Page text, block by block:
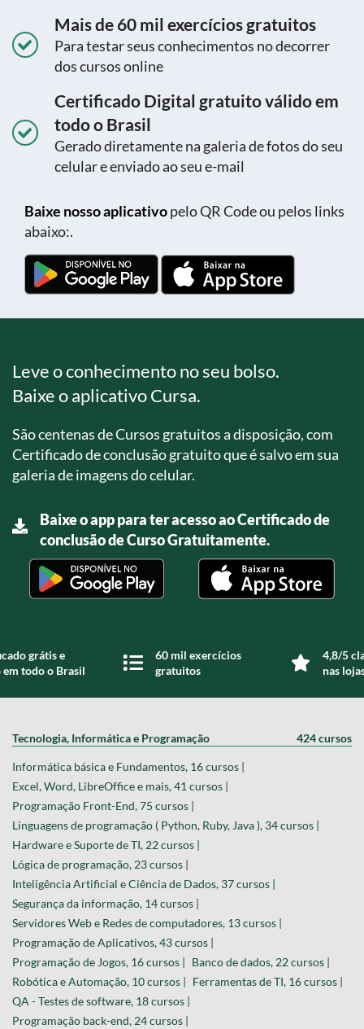
Mais de 60 mil exercícios gratuitos
Para testar seus conhecimentos no decorrer
dos cursos online
Certificado Digital gratuito válido em
todo o Brasil
Gerado diretamente na galeria de fotos do seu
celular e enviado ao seu e-mail
Baixe nosso aplicativopelo QR Code ou pelos links
abaixo:.
Leve o conhecimento no seu bolso.
Baixe o aplicativo Cursa.
São centenas de Cursos gratuitos a disposição, com
Certificado de conclusão gratuito que é salvo em sua
galeria de imagens do celular.
Baixe o app para ter acesso ao Certificado de
conclusão de Curso Gratuitamente.
grátis e
todo o Brasil
60 mil exercícios
gratuitos
4,8/5
nas
Tecnologia, Informática e Programação 424 cursos
Informática básica e Fundamentos, 16 cursos |
Excel, Word, LibreOffice e mais, 41 cursos |
Programação Front-End, 75 cursos |
Linguagens de programação ( Python, Ruby, Java ), 34 cursos |
Hardware e Suporte de TI, 22 cursos |
Lógica de programação, 23 cursos |
Inteligência Artificial e Ciência de Dados, 37 cursos |
Segurança da informação, 14 cursos |
Servidores Web e Redes de computadores, 13 cursos |
Programação de Aplicativos, 43 cursos |
Programação de Jogos, 16 cursos | Banco de dados, 22 cursos |
Robótica e Automação, 10 cursos | Ferramentas de TI, 16 cursos |
QA - Testes de software, 18 cursos |
Programação back-end, 24 cursos |